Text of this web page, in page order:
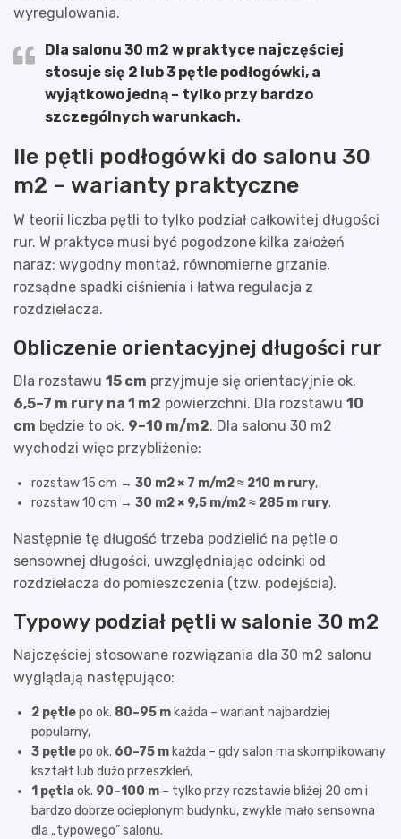
wyregulowania.
Dla salonu 30 m2 w praktyce najczęściej
stosuje się 2 lub 3 pętle podłogówki, a
wyjątkowo jedną – tylko przy bardzo
szczególnych warunkach.
Ile pętli podłogówki do salonu 30
m2 – warianty praktyczne
W teorii liczba pętli to tylko podział całkowitej długości
rur. W praktyce musi być pogodzone kilka założeń
naraz: wygodny montaż, równomierne grzanie,
rozsądne spadki ciśnienia i łatwa regulacja z
rozdzielacza.
Obliczenie orientacyjnej długości rur
Dla rozstawu 15 cm przyjmuje się orientacyjnie ok.
6,5–7 m rury na 1 m2 powierzchni. Dla rozstawu 10
cm będzie to ok. 9–10 m/m2. Dla salonu 30 m2
wychodzi więc przybliżenie:
rozstaw 15 cm → 30 m2 × 7 m/m2 ≈ 210 m rury,
rozstaw 10 cm → 30 m2 × 9,5 m/m2 ≈ 285 m rury.
Następnie tę długość trzeba podzielić na pętle o
sensownej długości, uwzględniając odcinki od
rozdzielacza do pomieszczenia (tzw. podejścia).
Typowy podział pętli w salonie 30 m2
Najczęściej stosowane rozwiązania dla 30 m2 salonu
wyglądają następująco:
2 pętlepo ok. 80–95 m każda – wariant najbardziej
popularny,
3 pętlepo ok. 60–75 m każda – gdy salon ma skomplikowany
kształt lub dużo przeszkleń,
1 pętla ok. 90–100 m – tylko przy rozstawie bliżej 20 cm i
bardzo dobrze ocieplonym budynku, zwykle mało sensowna
dla „typowego” salonu.